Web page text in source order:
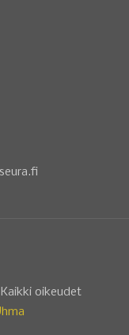
oikeudet